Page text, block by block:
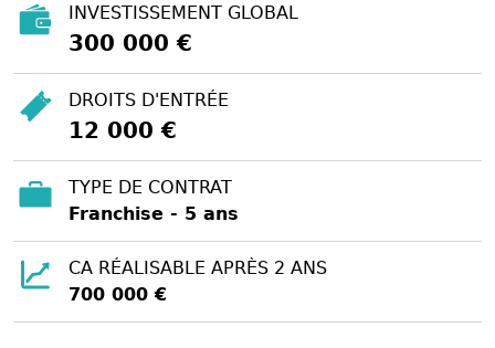
INVESTISSEMENT GLOBAL
300 000 €
DROITS D'ENTRÉE
12 000 €
TYPE DE CONTRAT
Franchise - 5 ans
CA RÉALISABLE APRÈS 2 ANS
700 000 €